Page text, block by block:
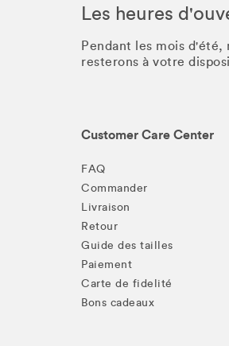
Les heures
Pendant les mois d'été,
resterons à votre
Customer Care Center
FAQ
Commander
Livraison
Retour
Guide des tailles
Paiement
Carte de fidelité
Bons cadeaux